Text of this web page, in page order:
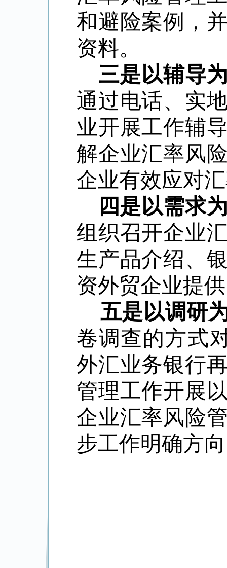
和避险案例，
资料。
三是以辅导
通过电话、实
业开展工作辅
解企业汇率风
企业有效应对
四是以需求
组织召开企业
生产品介绍、
资外贸企业提
五是以调研
卷调查的方式
外汇业务银行
管理工作开展
企业汇率风险
步工作明确方